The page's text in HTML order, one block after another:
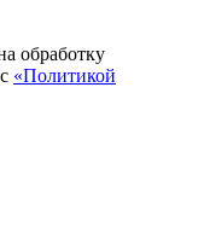
обработку
«Политикой